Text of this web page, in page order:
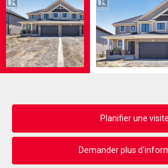
Planifier une visite
Demander plus